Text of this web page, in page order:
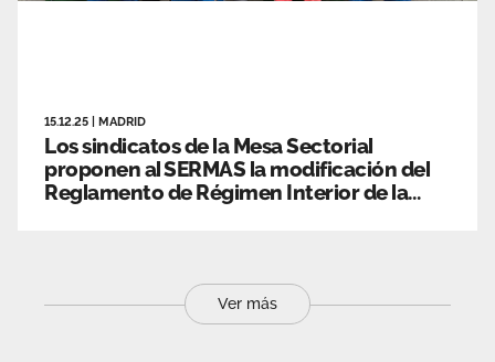
15.12.25 MADRID
Los sindicatos de la Mesa Sectorial
proponen al SERMAS la modificación del
Reglamento de Régimen Interior de la
Ver más